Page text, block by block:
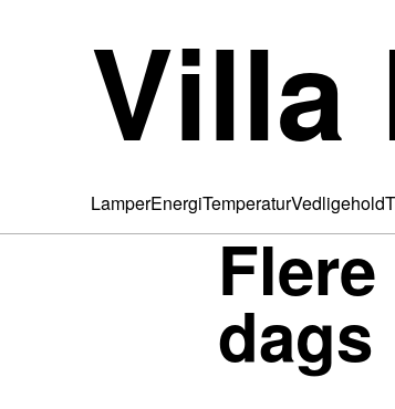
Villa
LamperEnergiTemperaturVedligehold
dags